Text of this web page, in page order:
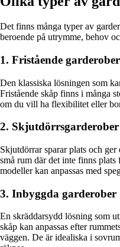
Det finns många typer av
beroende på utrymme, behov
1. Fristående garderober
Den klassiska lösningen som
Fristående skåp finns i många
om du vill ha flexibilitet eller
2. Skjutdörrsgarderober
Skjutdörrar sparar plats och
små rum där det inte finns
modeller kan anpassas med
3. Inbyggda garderober
En skräddarsydd lösning som
skåp kan anpassas efter
väggen. De är idealiska i